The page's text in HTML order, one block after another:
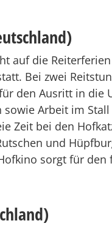
auf die
Bei zwei
den Ausritt in die
Arbeit im
Zeit bei den
und
sorgt für